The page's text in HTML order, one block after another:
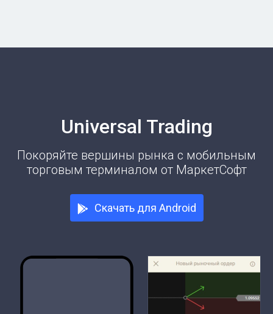
Universal Trading
Покоряйте вершины рынка с мобильным
торговым терминалом от МаркетСофт
Скачать для Android